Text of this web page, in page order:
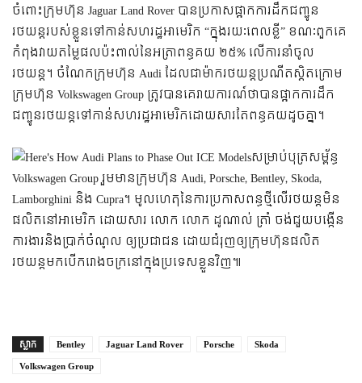
ចំពោះក្រុមហ៊ុន Jaguar Land Rover បានប្រកាសផ្អាកការដឹកជញ្ជូន
រថយន្ដរបស់ខ្លួនទៅកាន់សហរដ្ឋអាមេរិក “ក្នុងរយៈពេលខ្លី” ខណៈពួកគេ
កំពុងវាយតម្លៃផលប៉ះពាល់នៃអត្រាពន្ធគយ ២៥% លើការនាំចូល
រថយន្ត។ ចំណែកក្រុមហ៊ុន Audi ដែលជាម៉ាករថយន្តប្រណីតស្ដិតក្រោម
ក្រុមហ៊ុន Volkswagen Group ត្រូវបានគេរាយការណ៍ថាបានផ្អាកការដឹក
ជញ្ជូនរថយន្តទៅកាន់សហរដ្ឋអាមេរិកដោយសារតែពន្ធគយដូចគ្នា។
សម្រាប់បុត្រសម្ព័ន្ធ
Volkswagen Group រួមមានក្រុមហ៊ុន Audi, Porsche, Bentley, Skoda,
Lamborghini និង Cupra។ ​មូលហេតុនៃការប្រកាសពន្ធថ្មីលើរថយន្ដមិន
ផលិតនៅអាមេរិក ដោយសារ លោក លោក ដូណាល់ ត្រាំ ចង់​ជួយ​បង្កើន​
ការងារ​និងប្រាក់ចំណូល ឲ្យប្រជាជន ដោយ​ជំរុញ​ឲ្យ​ក្រុមហ៊ុន​ផលិត​
រថយន្ត​មក​បើក​រោងចក្រ​នៅ​ក្នុង​ប្រទេសខ្លួនវិញ៕
ស្លាក Bentley Jaguar Land Rover Porsche
Skoda
Volkswagen Group